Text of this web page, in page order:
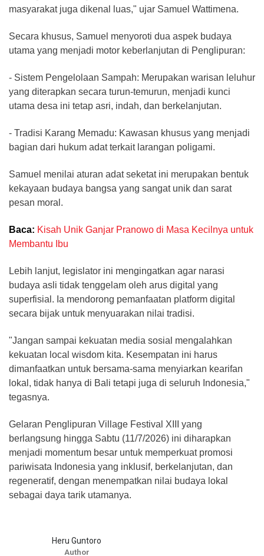
masyarakat juga dikenal luas," ujar Samuel Wattimena.
​Secara khusus, Samuel menyoroti dua aspek budaya
utama yang menjadi motor keberlanjutan di Penglipuran:
- ​Sistem Pengelolaan Sampah: Merupakan warisan leluhur
yang diterapkan secara turun-temurun, menjadi kunci
utama desa ini tetap asri, indah, dan berkelanjutan.
- ​Tradisi Karang Memadu: Kawasan khusus yang menjadi
bagian dari hukum adat terkait larangan poligami.
Samuel menilai aturan adat seketat ini merupakan bentuk
kekayaan budaya bangsa yang sangat unik dan sarat
pesan moral.
Baca: Kisah Unik Ganjar Pranowo di Masa Kecilnya untuk
Membantu Ibu
​Lebih lanjut, legislator ini mengingatkan agar narasi
budaya asli tidak tenggelam oleh arus digital yang
superfisial. Ia mendorong pemanfaatan platform digital
secara bijak untuk menyuarakan nilai tradisi.
​"Jangan sampai kekuatan media sosial mengalahkan
kekuatan local wisdom kita. Kesempatan ini harus
dimanfaatkan untuk bersama-sama menyiarkan kearifan
lokal, tidak hanya di Bali tetapi juga di seluruh Indonesia,"
tegasnya.
​Gelaran Penglipuran Village Festival XIII yang
berlangsung hingga Sabtu (11/7/2026) ini diharapkan
menjadi momentum besar untuk memperkuat promosi
pariwisata Indonesia yang inklusif, berkelanjutan, dan
regeneratif, dengan menempatkan nilai budaya lokal
sebagai daya tarik utamanya.
Heru Guntoro
Author